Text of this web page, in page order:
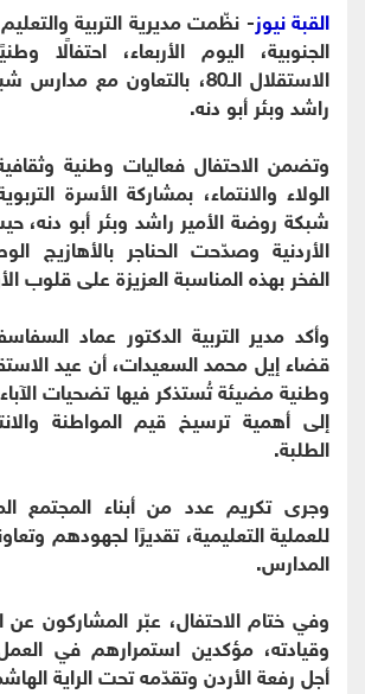
القبة نيوز- نظّمت مديرية التربية والتعليم
الجنوبية، اليوم الأربعاء، احتفالًا
الاستقلال الـ80، بالتعاون مع
راشد وبئر أبو دنه.
وتضمن الاحتفال فعاليات وطنية
الولاء والانتماء، بمشاركة الأسرة
شبكة روضة الأمير راشد وبئر أبو دنه،
الأردنية وصدّحت الحناجر بالأهازيج
الفخر بهذه المناسبة العزيزة على قلوب
وأكد مدير التربية الدكتور عماد
قضاء إيل محمد السعيدات، أن عيد
وطنية مضيئة تُستذكر فيها تضحيات
إلى أهمية ترسيخ قيم المواطنة
الطلبة.
وجرى تكريم عدد من أبناء المجتمع
للعملية التعليمية، تقديرًا لجهودهم
المدارس.
وفي ختام الاحتفال، عبّر المشاركون عن
وقيادته، مؤكدين استمرارهم في
أجل رفعة الأردن وتقدّمه تحت الراية